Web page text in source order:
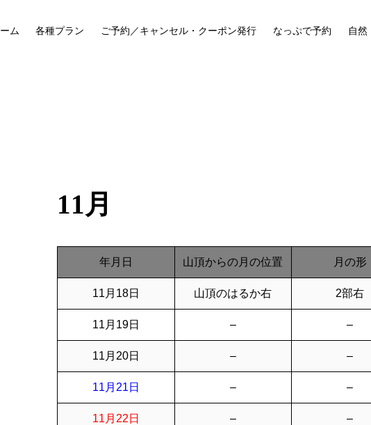
ム 各種プラン ご予約／キャンセル・クーポン発行 なっぷで予約 自然
11月
年月日 山頂からの月の位置 月の形
11月18日 山頂のはるか右 2部右
11月19日 – –
11月20日 – –
11月21日 – –
11月22日 – –